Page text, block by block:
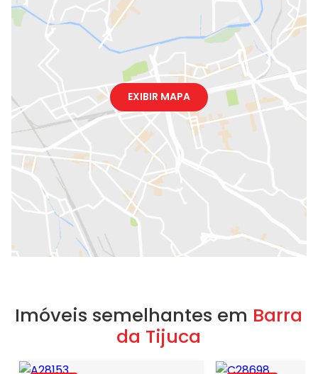
EXIBIR MAPA
Imóveis semelhantes em Barra
da Tijuca